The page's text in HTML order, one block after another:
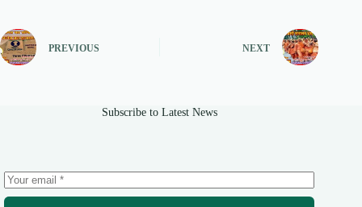
PREVIOUS NEXT
Subscribe to Latest News